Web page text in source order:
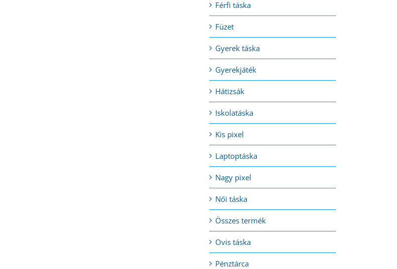
Férfi táska
Füzet
Gyerek táska
Gyerekjáték
Hátizsák
Iskolatáska
Kis pixel
Laptoptáska
Nagy pixel
Női táska
Összes termék
Ovis táska
Pénztárca